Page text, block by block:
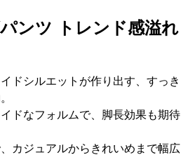
ンツ トレンド感溢れ
ドシルエットが作り出す、すっき
ドなフォルムで、脚長効果も期待
カジュアルからきれいめまで幅広